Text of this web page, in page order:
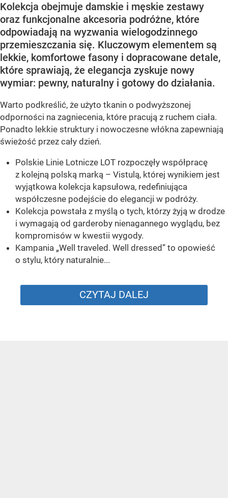
Kolekcja obejmuje damskie i męskie zestawy
oraz funkcjonalne akcesoria podróżne, które
odpowiadają na wyzwania wielogodzinnego
przemieszczania się. Kluczowym elementem są
lekkie, komfortowe fasony i dopracowane detale,
które sprawiają, że elegancja zyskuje nowy
wymiar: pewny, naturalny i gotowy do działania.
Warto podkreślić, że użyto tkanin o podwyższonej
odporności na zagniecenia, które pracują z ruchem ciała.
Ponadto lekkie struktury i nowoczesne włókna zapewniają
świeżość przez cały dzień.
Polskie Linie Lotnicze LOT rozpoczęły współpracę
z kolejną polską marką – Vistulą, której wynikiem jest
wyjątkowa kolekcja kapsułowa, redefiniująca
współczesne podejście do elegancji w podróży.
Kolekcja powstała z myślą o tych, którzy żyją w drodze
i wymagają od garderoby nienagannego wyglądu, bez
kompromisów w kwestii wygody.
Kampania „Well traveled. Well dressed” to opowieść
o stylu, który naturalnie...
CZYTAJ DALEJ